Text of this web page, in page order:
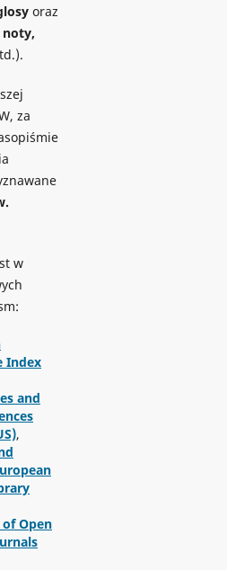
oraz
noty,
za
w
Index
and
,
Open